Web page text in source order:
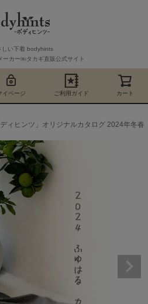
しい下着 bodyhints
ーカー㈱タカギ直販公式サイト
イページ ご利用ガイド カート
ィヒンツ」オリジナルカタログ 2024年冬春